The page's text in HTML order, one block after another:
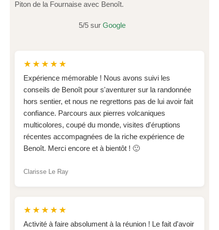
Piton de la Fournaise avec Benoît.
5/5 surGoogle
★★★★★
Expérience mémorable ! Nous avons suivi les
conseils de Benoît pour s'aventurer sur la randonnée
hors sentier, et nous ne regrettons pas de lui avoir fait
confiance. Parcours aux pierres volcaniques
multicolores, coupé du monde, visites d'éruptions
récentes accompagnées de la riche expérience de
Benoît. Merci encore et à bientôt ! 🙂
Clarisse Le Ray
★★★★★
Activité à faire absolument à la réunion ! Le fait d'avoir